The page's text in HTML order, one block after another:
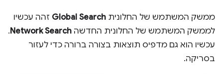
ממשק המשתמש של החלונית Global Search זהה עכשיו
לממשק המשתמש של החלונית החדשה Network Search
.
עכשיו הוא גם מדפיס תוצאות בצורה ברורה כדי לעזור
בסריקה.